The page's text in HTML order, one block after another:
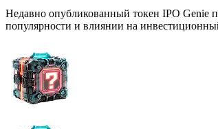
Недавно опубликованный токен IPO Genie
популярности и влиянии на